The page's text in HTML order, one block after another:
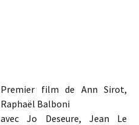
Premier film de Ann Sirot,
Raphaël Balboni
avec Jo Deseure, Jean Le